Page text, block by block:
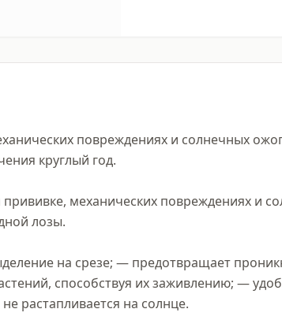
повреждениях и солнечных
круглый год.
механических повреждениях и
лозы.
на срезе; — предотвращает
способствуя их заживлению; —
растапливается на солнце.